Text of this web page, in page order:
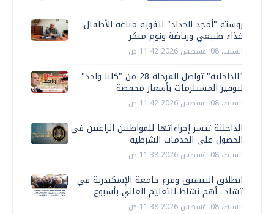
روشتة "أمجد الحداد" لتقوية مناعة الأطفال:
غذاء طبيعي ورياضة ونوم مبكر
السبت، 08 اغسطس 2026 11:42 ص
"الداخلية" تواصل المرحلة 28 من "كلنا واحد"
لتوفير المستلزمات بأسعار مخفضة
السبت، 08 اغسطس 2026 11:42 ص
الداخلية تيسر إجراءاتها للمواطنين الراغبين في
الحصول على الخدمات الشرطية
السبت، 08 اغسطس 2026 11:38 ص
انطلاق التنسيق وفرع جامعة الإسكندرية في
تشاد.. أهم نشاط للتعليم العالي بأسبوع
السبت، 08 اغسطس 2026 11:38 ص